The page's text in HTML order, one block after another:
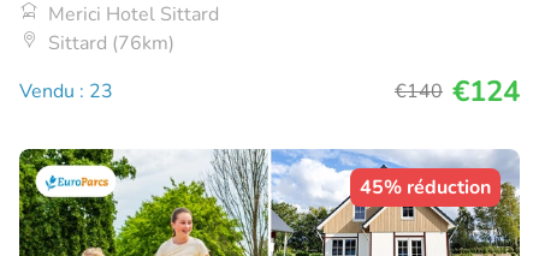
Merici Hotel Sittard
Sittard (76km)
Vendu : 23
€140 €124
45% réduction